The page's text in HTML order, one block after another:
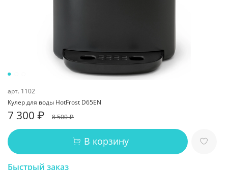
арт. 1102
Кулер для воды HotFrost D65EN
7 300 ₽ 8 500 ₽
В корзину
Быстрый заказ